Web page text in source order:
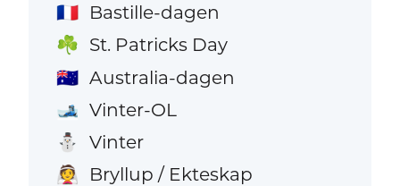
🇫🇷 Bastille-dagen
☘️ St. Patricks Day
🇦🇺 Australia-dagen
🎿 Vinter-OL
⛄ Vinter
👰 Bryllup / Ekteskap